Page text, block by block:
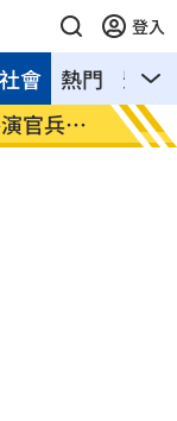
登入
熱門 影音
社會
打臉仍判罰